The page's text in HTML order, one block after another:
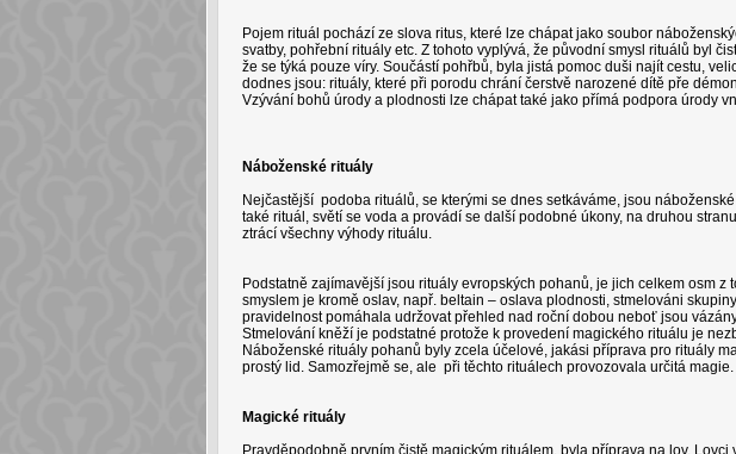
Pojem rituál pochází ze slova ritus, které lze chápat jako soubor
svatby, pohřební rituály etc. Z tohoto vyplývá, že původní smysl rituálů byl
že se týká pouze víry. Součástí pohřbů, byla jistá pomoc duši najít cestu,
dodnes jsou: rituály, které při porodu chrání čerstvě narozené dítě pře
Vzývání bohů úrody a plodnosti lze chápat také jako přímá podpora úrody
Náboženské rituály
Nejčastější podoba rituálů, se kterými se dnes setkáváme, jsou
také rituál, světí se voda a provádí se další podobné úkony, na druhou
ztrácí všechny výhody rituálu.
Podstatně zajímavější jsou rituály evropských pohanů, je jich celkem osm z
smyslem je kromě oslav, např. beltain – oslava plodnosti, stmelováni
pravidelnost pomáhala udržovat přehled nad roční dobou neboť jsou
Stmelování kněží je podstatné protože k provedení magického rituálu je
Náboženské rituály pohanů byly zcela účelové, jakási příprava pro rituály
prostý lid. Samozřejmě se, ale při těchto rituálech provozovala určitá magie.
Magické rituály
Pravděpodobně prvním čistě magickým rituálem, byla příprava na lov.